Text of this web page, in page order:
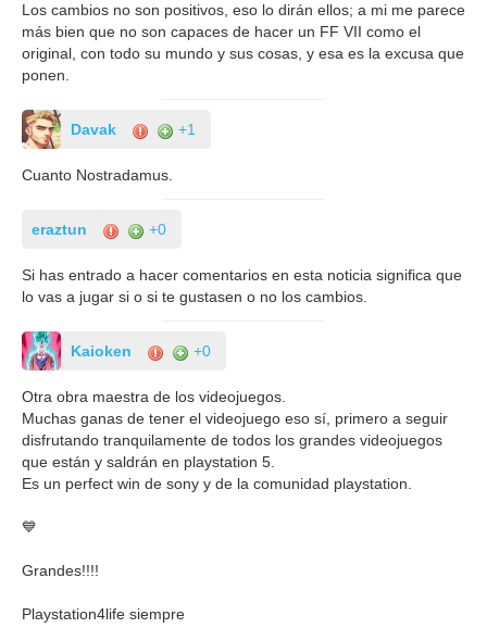
Los cambios no son positivos, eso lo dirán ellos; a mi me parece
más bien que no son capaces de hacer un FF VII como el
original, con todo su mundo y sus cosas, y esa es la excusa que
ponen.
Davak +1
Cuanto Nostradamus.
eraztun +0
Si has entrado a hacer comentarios en esta noticia significa que
lo vas a jugar si o si te gustasen o no los cambios.
Kaioken +0
Otra obra maestra de los videojuegos.
Muchas ganas de tener el videojuego eso sí, primero a seguir
disfrutando tranquilamente de todos los grandes videojuegos
que están y saldrán en playstation 5.
Es un perfect win de sony y de la comunidad playstation.
💙
Grandes!!!!
Playstation4life siempre